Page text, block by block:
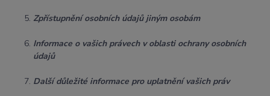
Zpřístupnění osobních údajů jiným osobám
Informace o vašich právech v oblasti ochrany osobních
údajů
Další důležité informace pro uplatnění vašich práv